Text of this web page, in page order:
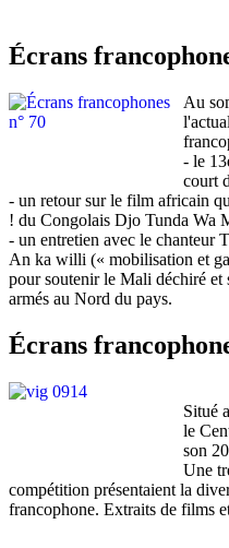
Écrans
Au
- le
court
- un retour sur le film africain
! du Congolais Djo Tunda Wa
- un entretien avec le chanteur
An ka willi (« mobilisation et
pour soutenir le Mali déchiré et
armés au Nord du pays.
Écrans
Situé
le
son
Une
compétition présentaient la
francophone. Extraits de films